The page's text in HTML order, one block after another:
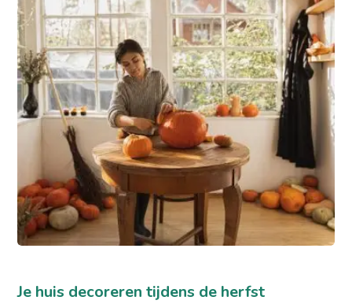
Je huis decoreren tijdens de herfst